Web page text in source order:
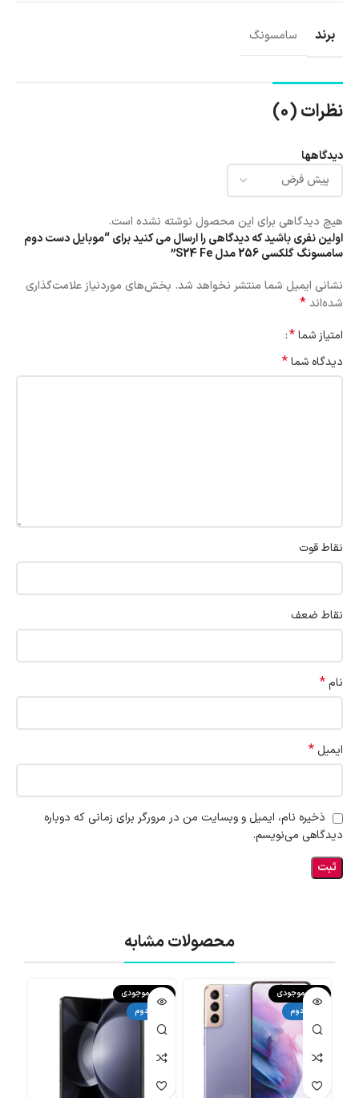
برند سامسونگ
نظرات (0)
دیدگاهها
هیچ دیدگاهی برای این محصول نوشته نشده است.
اولین نفری باشید که دیدگاهی را ارسال می کنید برای “موبایل دست دوم
سامسونگ گلکسی 256 مدل S24 Fe”
نشانی ایمیل شما منتشر نخواهد شد. بخش‌های موردنیاز علامت‌گذاری
شده‌اند*
امتیاز شما*
دیدگاه شما*
نقاط قوت
نقاط ضعف
نام*
ایمیل *
ذخیره نام، ایمیل و وبسایت من در مرورگر برای زمانی که دوباره
دیدگاهی می‌نویسم.
محصولات مشابه
اتمام موجودی
دست دوم
اتمام موجودی
دست دوم